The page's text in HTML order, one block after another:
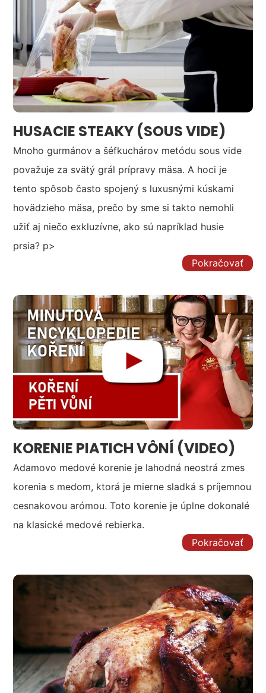
HUSACIE STEAKY (SOUS VIDE)
Mnoho gurmánov a šéfkuchárov metódu sous vide
považuje za svätý grál prípravy mäsa. A hoci je
tento spôsob často spojený s luxusnými kúskami
hovädzieho mäsa, prečo by sme si takto nemohli
užiť aj niečo exkluzívne, ako sú napríklad husie
prsia? p>
Pokračovať
KORENIE PIATICH VÔNÍ (VIDEO)
Adamovo medové korenie je lahodná neostrá zmes
korenia s medom, ktorá je mierne sladká s príjemnou
cesnakovou arómou. Toto korenie je úplne dokonalé
na klasické medové rebierka.
Pokračovať